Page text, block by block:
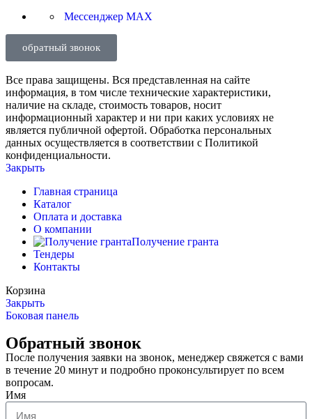
Мессенджер MAX
обратный звонок
Все права защищены. Вся представленная на сайте
информация, в том числе технические характеристики,
наличие на складе, стоимость товаров, носит
информационный характер и ни при каких условиях не
является публичной офертой. Обработка персональных
данных осуществляется в соответствии с Политикой
конфиденциальности.
Закрыть
Главная страница
Каталог
Оплата и доставка
О компании
Получение гранта
Тендеры
Контакты
Корзина
Закрыть
Боковая панель
Обратный звонок
После получения заявки на звонок, менеджер свяжется с вами
в течение 20 минут и подробно проконсультирует по всем
вопросам.
Имя